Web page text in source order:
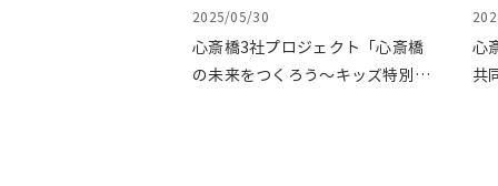
2025/05/30
心斎橋3社プロジェクト「心斎橋
の未来をつくろう～キッズ特別体
心
共